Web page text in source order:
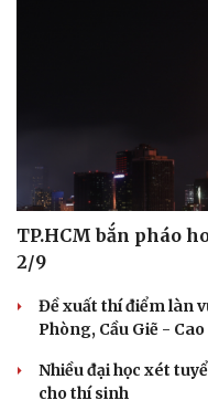
TP.HCM bắn pháo
2/9
Đề xuất thí điểm làn
Phòng, Cầu Giẽ - Cao
Nhiều đại học xét
cho thí sinh